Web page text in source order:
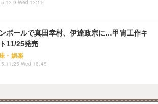
Wed 12:15
ボールで真田幸村、伊達政宗に…甲冑工作キ
11/25発売
・娯楽
Wed 16:45